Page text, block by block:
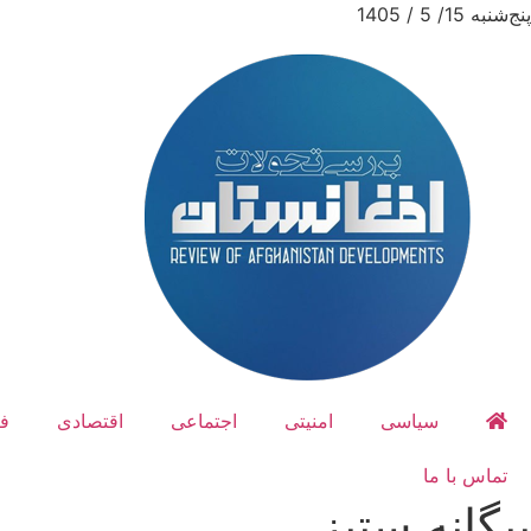
پنج‌شنبه 15/ 5 / 1405
سیاسی امنیتی اجتماعی اقتصادی
تماس با ما